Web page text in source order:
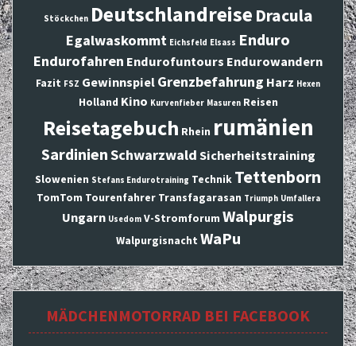
Stöckchen Deutschlandreise Dracula
Egalwaskommt Eichsfeld Elsass Enduro
Endurofahren Endurofuntours Endurowandern
Fazit FSZ Gewinnspiel Grenzbefahrung Harz Hexen
Holland Kino Kurvenfieber Masuren Reisen
Reisetagebuch Rhein rumänien
SardinienSchwarzwald Sicherheitstraining
Slowenien Stefans Endurotraining Technik Tettenborn
TomTom Tourenfahrer Transfagarasan Triumph Umfallera
Ungarn Usedom V-Stromforum Walpurgis
Walpurgisnacht WaPu
MÄDCHENMOTORRAD BEI FACEBOOK